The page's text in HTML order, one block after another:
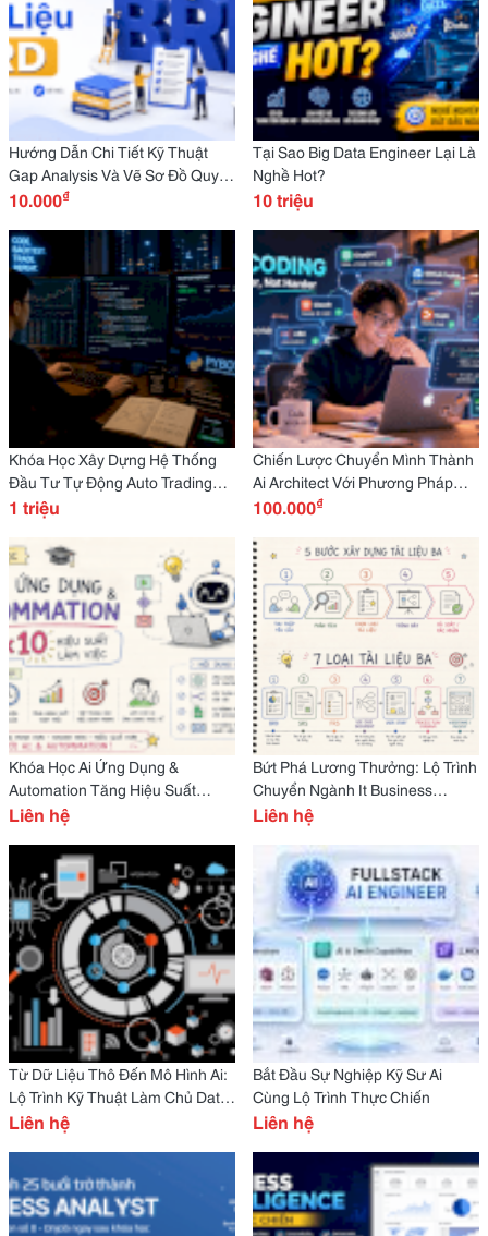
Hướng Dẫn Chi Tiết Kỹ Thuật
Gap Analysis Và Vẽ Sơ Đồ Quy
Trình As-Is / To-Be Trong Dự Án
10.000₫
Tại Sao Big Data Engineer Lại Là
Nghề Hot?
10 triệu
Khóa Học Xây Dựng Hệ Thống
Đầu Tư Tự Động Auto Trading
Với Python
1 triệu
Chiến Lược Chuyển Mình Thành
Ai Architect Với Phương Pháp
Vibe Coding
100.000₫
Khóa Học Ai Ứng Dụng &
Automation Tăng Hiệu Suất
Công Việc
Liên hệ
Bứt Phá Lương Thưởng: Lộ Trình
Chuyển Ngành It Business
Analyst Thành Công Từ Con Số 0
Liên hệ
Từ Dữ Liệu Thô Đến Mô Hình Ai:
Lộ Trình Kỹ Thuật Làm Chủ Data
Science Năm 2026
Liên hệ
Bắt Đầu Sự Nghiệp Kỹ Sư Ai
Cùng Lộ Trình Thực Chiến
Liên hệ